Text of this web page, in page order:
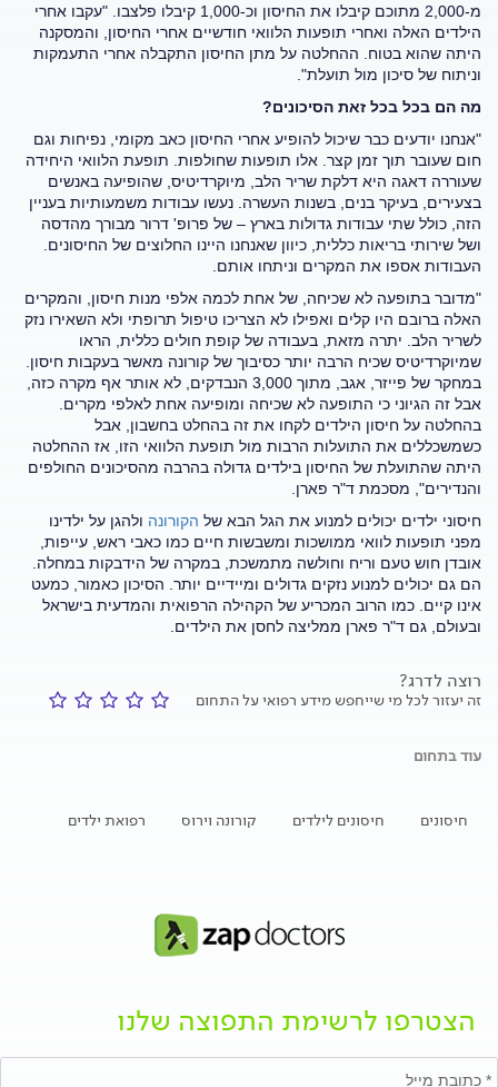
מ-2,000 מתוכם קיבלו את החיסון וכ-1,000 קיבלו פלצבו. "עקבו אחרי
הילדים האלה ואחרי תופעות הלוואי חודשיים אחרי החיסון, והמסקנה
היתה שהוא בטוח. ההחלטה על מתן החיסון התקבלה אחרי התעמקות
וניתוח של סיכון מול תועלת".
מה הם בכל בכל זאת הסיכונים?
"אנחנו יודעים כבר שיכול להופיע אחרי החיסון כאב מקומי, נפיחות וגם
חום שעובר תוך זמן קצר. אלו תופעות שחולפות. תופעת הלוואי היחידה
שעוררה דאגה היא דלקת שריר הלב, מיוקרדיטיס, שהופיעה באנשים
בצעירים, בעיקר בנים, בשנות העשרה. נעשו עבודות משמעותיות בעניין
הזה, כולל שתי עבודות גדולות בארץ – של פרופ' דרור מבורך מהדסה
ושל שירותי בריאות כללית, כיוון שאנחנו היינו החלוצים של החיסונים.
העבודות אספו את המקרים וניתחו אותם.
"מדובר בתופעה לא שכיחה, של אחת לכמה אלפי מנות חיסון, והמקרים
האלה ברובם היו קלים ואפילו לא הצריכו טיפול תרופתי ולא השאירו נזק
לשריר הלב. יתרה מזאת, בעבודה של קופת חולים כללית, הראו
שמיוקרדיטיס שכיח הרבה יותר כסיבוך של קורונה מאשר בעקבות חיסון.
במחקר של פייזר, אגב, מתוך 3,000 הנבדקים, לא אותר אף מקרה כזה,
אבל זה הגיוני כי התופעה לא שכיחה ומופיעה אחת לאלפי מקרים.
בהחלטה על חיסון הילדים לקחו את זה בהחלט בחשבון, אבל
כשמשכללים את התועלות הרבות מול תופעת הלוואי הזו, אז ההחלטה
היתה שהתועלת של החיסון בילדים גדולה בהרבה מהסיכונים החולפים
והנדירים", מסכמת ד"ר פארן.
חיסוני ילדים יכולים למנוע את הגל הבא של הקורונה ולהגן על ילדינו
מפני תופעות לוואי ממושכות ומשבשות חיים כמו כאבי ראש, עייפות,
אובדן חוש טעם וריח וחולשה מתמשכת, במקרה של הידבקות במחלה.
הם גם יכולים למנוע נזקים גדולים ומיידיים יותר. הסיכון כאמור, כמעט
אינו קיים. כמו הרוב המכריע של הקהילה הרפואית והמדעית בישראל
ובעולם, גם ד"ר פארן ממליצה לחסן את הילדים.
רוצה לדרג?
זה יעזור לכל מי שייחפש מידע רפואי על התחום
עוד בתחום
חיסונים חיסונים לילדים קורונה וירוס רפואת ילדים
הצטרפו לרשימת התפוצה שלנו